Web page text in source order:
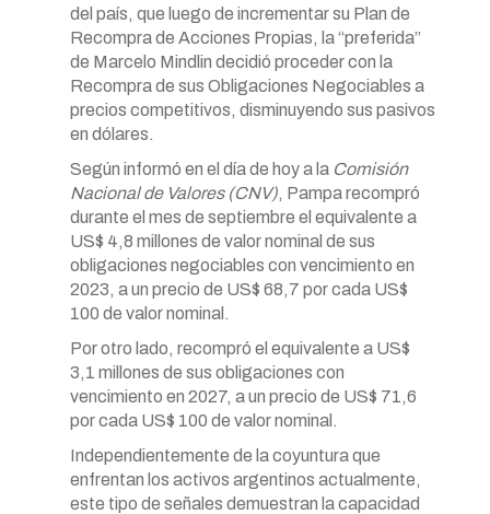
del país, que luego de incrementar su Plan de
Recompra de Acciones Propias, la “preferida”
de Marcelo Mindlin decidió proceder con la
Recompra de sus Obligaciones Negociables a
precios competitivos, disminuyendo sus pasivos
en dólares.
Según informó en el día de hoy a la Comisión
Nacional de Valores (CNV), Pampa recompró
durante el mes de septiembre el equivalente a
US$ 4,8 millones de valor nominal de sus
obligaciones negociables con vencimiento en
2023, a un precio de US$ 68,7 por cada US$
100 de valor nominal.
Por otro lado, recompró el equivalente a US$
3,1 millones de sus obligaciones con
vencimiento en 2027, a un precio de US$ 71,6
por cada US$ 100 de valor nominal.
Independientemente de la coyuntura que
enfrentan los activos argentinos actualmente,
este tipo de señales demuestran la capacidad